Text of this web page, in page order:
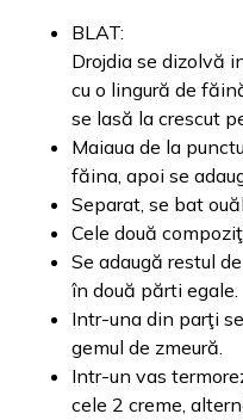
BLAT:
Drojdia se dizolvă
cu o lingură de
se lasă la crescut
Maiaua de la
făina, apoi se
Separat, se bat
Cele două
Se adaugă restul
în două părti egale.
Intr-una din parţi
gemul de zmeură.
Intr-un vas
cele 2 creme,